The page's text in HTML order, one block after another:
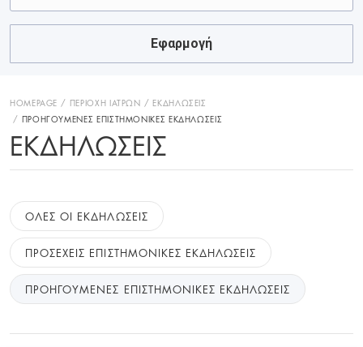
Εφαρμογή
HOMEPAGE ΠΕΡΙΟΧΗ ΙΑΤΡΩΝ
ΕΚΔΗΛΩΣΕΙΣ
ΠΡΟΗΓΟΥΜΕΝΕΣ ΕΠΙΣΤΗΜΟΝΙΚΕΣ ΕΚΔΗΛΩΣΕΙΣ
ΕΚΔΗΛΏΣΕΙΣ
ΟΛΕΣ ΟΙ ΕΚΔΗΛΩΣΕΙΣ
ΠΡΟΣΕΧΕΙΣ ΕΠΙΣΤΗΜΟΝΙΚΕΣ ΕΚΔΗΛΩΣΕΙΣ
ΠΡΟΗΓΟΥΜΕΝΕΣ ΕΠΙΣΤΗΜΟΝΙΚΕΣ ΕΚΔΗΛΩΣΕΙΣ